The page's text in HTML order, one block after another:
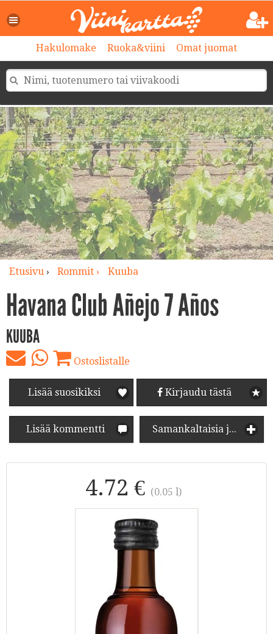
Hakulomake Ruoka&viini Omat juomat
Etusivu› Rommit › Kuuba
Havana Club Añejo 7 Años
KUUBA
Ostoslistalle
Lisää suosikiksi Kirjaudu tästä
Lisää kommentti Samankaltaisia juomia
4.72 € (0.05 l)